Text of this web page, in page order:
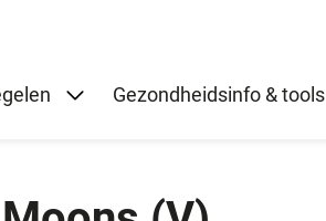
Submenu: (Online) regelen
Gezondheidsinfo & tools